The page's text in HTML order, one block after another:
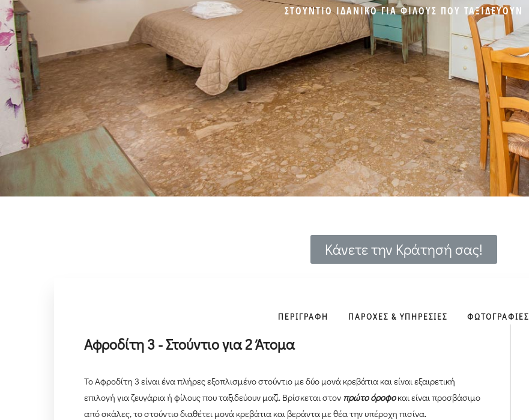
ΣΤΟΥΝΤΙΟ ΙΔΑΝΙΚΟ ΓΙΑ ΦΙΛΟΥΣ ΠΟΥ ΤΑΞΙΔΕΥΟΥΝ
Κάνετε την Κράτησή σας!
ΠΕΡΙΓΡΑΦΗ ΠΑΡΟΧΕΣ & ΥΠΗΡΕΣΙΕΣ ΦΩΤΟΓΡΑΦΙΕΣ
Αφροδίτη 3 - Στούντιο για 2 Άτομα
Το Αφροδίτη 3 είναι ένα πλήρες εξοπλισμένο στούντιο με δύο μονά κρεβάτια και είναι εξαιρετική
επιλογή για ζευγάρια ή φίλους που ταξιδεύουν μαζί. Βρίσκεται στον πρώτο όροφοκαι είναι προσβάσιμο
από σκάλες, το στούντιο διαθέτει μονά κρεβάτια και βεράντα με θέα την υπέροχη πισίνα.